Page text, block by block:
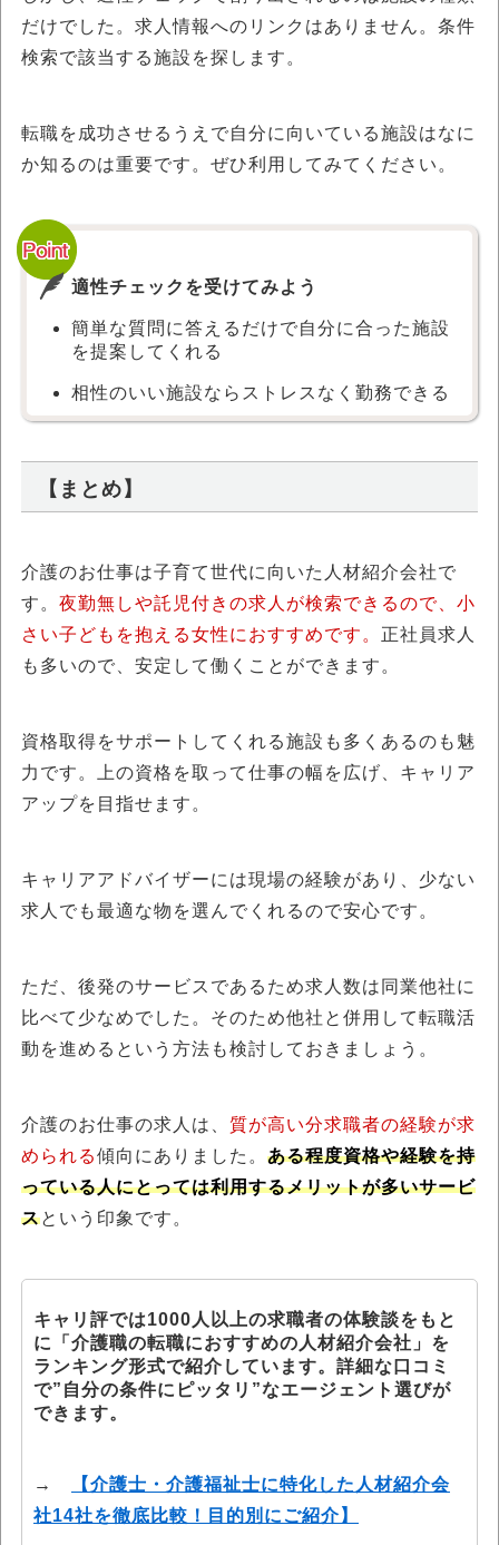
だけでした。求人情報へのリンクはありません。条件
検索で該当する施設を探します。
転職を成功させるうえで自分に向いている施設はなに
か知るのは重要です。ぜひ利用してみてください。
適性チェックを受けてみよう
簡単な質問に答えるだけで自分に合った施設
を提案してくれる
相性のいい施設ならストレスなく勤務できる
【まとめ】
介護のお仕事は子育て世代に向いた人材紹介会社で
す。 夜勤無しや託児付きの求人が検索できるので、小
さい子どもを抱える女性におすすめです。 正社員求人
も多いので、安定して働くことができます。
資格取得をサポートしてくれる施設も多くあるのも魅
力です。上の資格を取って仕事の幅を広げ、キャリア
アップを目指せます。
キャリアアドバイザーには現場の経験があり、少ない
求人でも最適な物を選んでくれるので安心です。
ただ、後発のサービスであるため求人数は同業他社に
比べて少なめでした。そのため他社と併用して転職活
動を進めるという方法も検討しておきましょう。
介護のお仕事の求人は、 質が高い分求職者の経験が求
められる傾向にありました。 ある程度資格や経験を持
っている人にとっては利用するメリットが多いサービ
スという印象です。
キャリ評では1000人以上の求職者の体験談をもと
に「介護職の転職におすすめの人材紹介会社」を
ランキング形式で紹介しています。詳細な口コミ
で”自分の条件にピッタリ”なエージェント選びが
できます。
→
【介護士・介護福祉士に特化した人材紹介会
社14社を徹底比較！目的別にご紹介】